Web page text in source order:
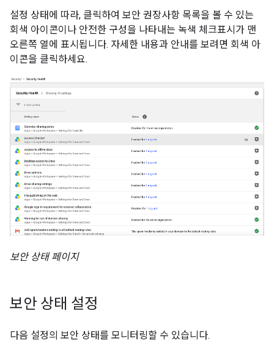
설정 상태에 따라, 클릭하여 보안 권장사항 목록을 볼 수 있는
회색 아이콘이나 안전한 구성을 나타내는 녹색 체크표시가 맨
오른쪽 열에 표시됩니다. 자세한 내용과 안내를 보려면 회색 아
이콘을 클릭하세요.
보안 상태 페이지
보안 상태 설정
다음 설정의 보안 상태를 모니터링할 수 있습니다.